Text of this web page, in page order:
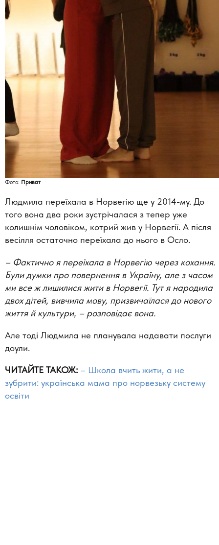
Фото: Приват
Людмила переїхала в Норвегію ще у 2014-му. До
того вона два роки зустрічалася з тепер уже
колишнім чоловіком, котрий жив у Норвегії. А після
весілля остаточно переїхала до нього в Осло.
– Фактично я переїхала в Норвегію через кохання.
Були думки про повернення в Україну, але з часом
ми все ж лишилися жити в Норвегії. Тут я народила
двох дітей, вивчила мову, призвичаїлася до нового
життя й культури, – розповідає вона.
Але тоді Людмила не планувала надавати послуги
доули.
ЧИТАЙТЕ ТАКОЖ: – Школа вчить жити, а не
зубрити: українська мама про норвезьку систему
освіти